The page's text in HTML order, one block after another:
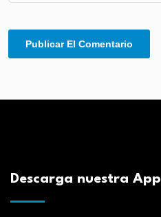
Descarga nuestra App